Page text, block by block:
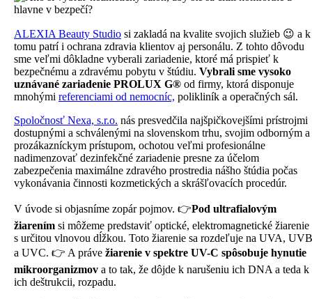
ALEXIA Beauty Studio si zakladá na kvalite svojich služieb 😉 a k
tomu patrí i ochrana zdravia klientov aj personálu. Z tohto dôvodu
sme veľmi dôkladne vyberali zariadenie, ktoré má prispieť k
bezpečnému a zdravému pobytu v štúdiu. Vybrali sme vysoko
uznávané zariadenie PROLUX G® od firmy, ktorá disponuje
mnohými referenciami od nemocníc, polikliník a operačných sál.
Spoločnosť Nexa, s.r.o. nás presvedčila najšpičkovejšími prístrojmi
dostupnými a schválenými na slovenskom trhu, svojim odborným a
prozákazníckym prístupom, ochotou veľmi profesionálne
nadimenzovať dezinfekčné zariadenie presne za účelom
zabezpečenia maximálne zdravého prostredia nášho štúdia počas
vykonávania činnosti kozmetických a skrášľovacích procedúr.
V úvode si objasníme zopár pojmov. 👉Pod ultrafialovým
žiarením si môžeme predstaviť optické, elektromagnetické žiarenie
s určitou vlnovou dĺžkou. Toto žiarenie sa rozdeľuje na UVA, UVB
a UVC. 👉 A práve žiarenie v spektre UV-C spôsobuje hynutie
mikroorganizmov a to tak, že dôjde k narušeniu ich DNA a teda k
ich deštrukcii, rozpadu.